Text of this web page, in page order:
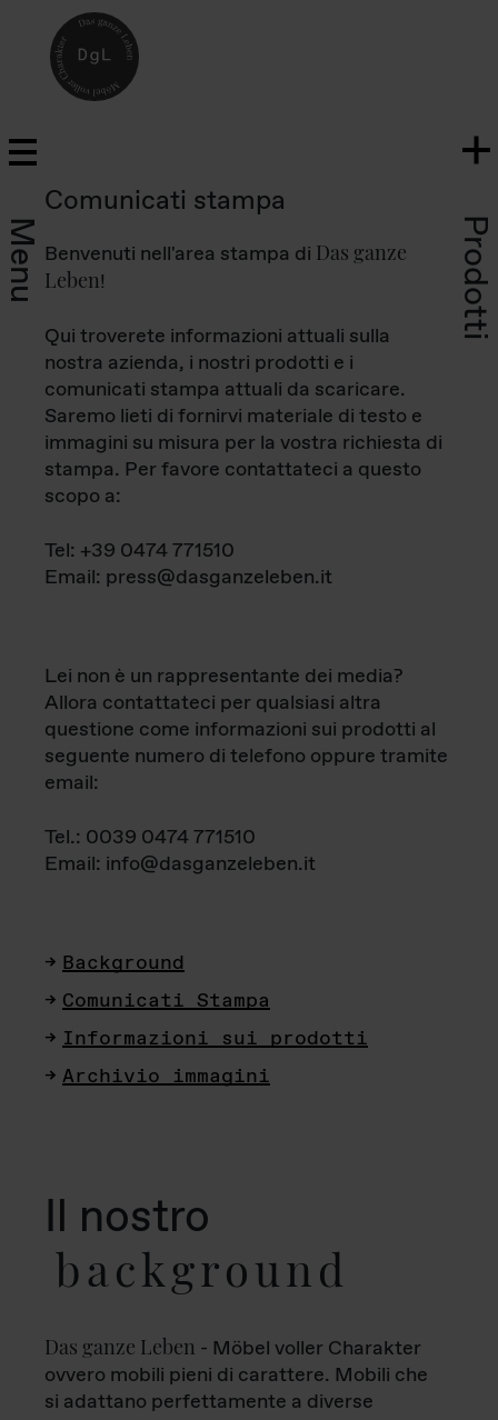
Menu Prodotti
Comunicati stampa
Benvenuti nell'area stampa di Das ganze
Leben!
Qui troverete informazioni attuali sulla
nostra azienda, i nostri prodotti e i
comunicati stampa attuali da scaricare.
Saremo lieti di fornirvi materiale di testo e
immagini su misura per la vostra richiesta di
stampa. Per favore contattateci a questo
scopo a:
Tel: +39 0474 771510
Email: press@dasganzeleben.it
Lei non è un rappresentante dei media?
Allora contattateci per qualsiasi altra
questione come informazioni sui prodotti al
seguente numero di telefono oppure tramite
email:
Tel.: 0039 0474 771510
Email: info@dasganzeleben.it
Background
Comunicati Stampa
Informazioni sui prodotti
Archivio immagini
Il nostro
background
Das ganze Leben - Möbel voller Charakter
ovvero mobili pieni di carattere. Mobili che
si adattano perfettamente a diverse